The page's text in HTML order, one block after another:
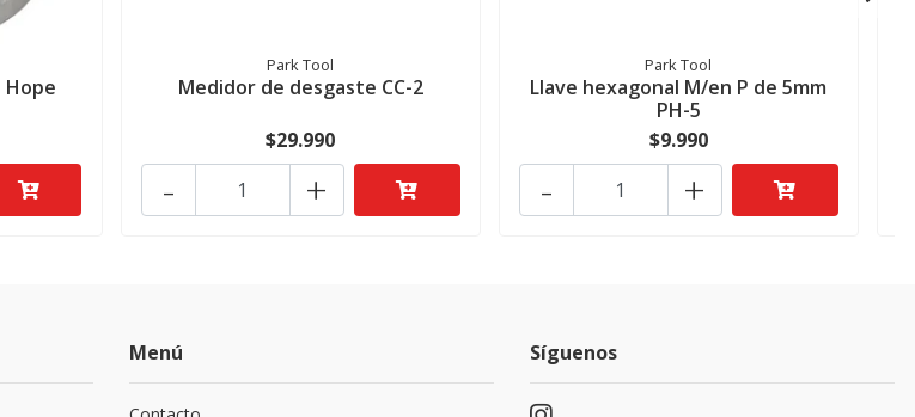
Hope
Park Tool
Medidor de desgaste CC-2
$29.990
+
-
Park Tool
Llave hexagonal M/en P de 5mm
PH-5
$9.990
+
-
Menú Síguenos